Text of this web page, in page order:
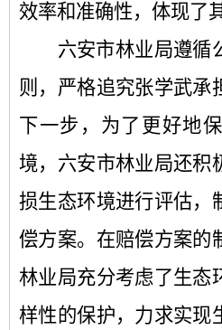
效率和准确性，体现了
六安市林业局遵循
则，严格追究张学武承
下一步，为了更好地
境，六安市林业局还积
损生态环境进行评估，
偿方案。在赔偿方案的
林业局充分考虑了生态
样性的保护，力求实现